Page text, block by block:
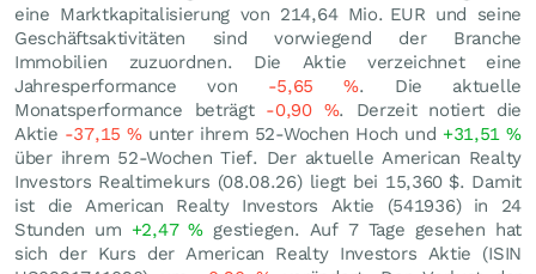
eine Marktkapitalisierung von 214,64 Mio. EUR und seine
Geschäftsaktivitäten sind vorwiegend der Branche
Immobilien zuzuordnen. Die Aktie verzeichnet eine
Jahresperformance von -5,65%. Die aktuelle
Monatsperformance beträgt -0,90 %. Derzeit notiert die
Aktie -37,15%unter ihrem 52-Wochen Hoch und +31,51%
über ihrem 52-Wochen Tief. Der aktuelle American Realty
Investors Realtimekurs (08.08.26) liegt bei 15,360 $. Damit
ist die American Realty Investors Aktie (541936) in 24
Stunden um +2,47% gestiegen. Auf 7 Tage gesehen hat
sich der Kurs der American Realty Investors Aktie (ISIN